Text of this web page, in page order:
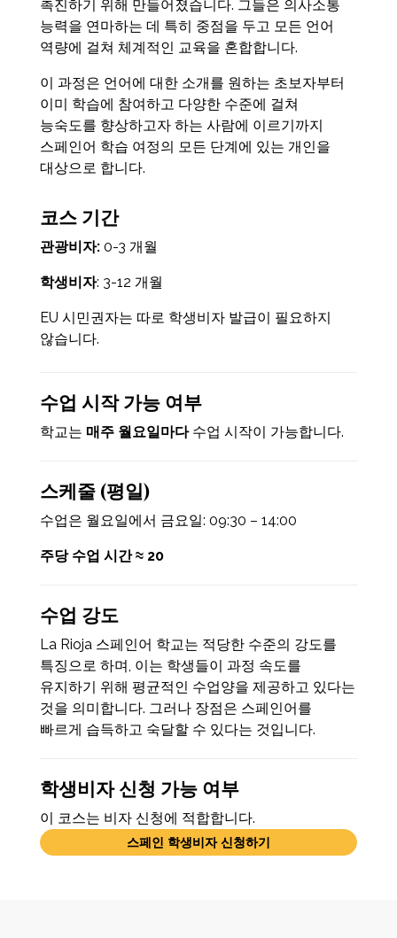
촉진하기 위해 만들어졌습니다. 그들은 의사소통
능력을 연마하는 데 특히 중점을 두고 모든 언어
역량에 걸쳐 체계적인 교육을 혼합합니다.
이 과정은 언어에 대한 소개를 원하는 초보자부터
이미 학습에 참여하고 다양한 수준에 걸쳐
능숙도를 향상하고자 하는 사람에 이르기까지
스페인어 학습 여정의 모든 단계에 있는 개인을
대상으로 합니다.
코스 기간
관광비자:0-3 개월
학생비자: 3-12 개월
EU 시민권자는 따로 학생비자 발급이 필요하지
않습니다.
수업 시작 가능 여부
학교는 매주 월요일마다수업 시작이 가능합니다.
스케줄 (평일)
수업은 월요일에서 금요일: 09:30 – 14:00
주당 수업 시간 ≈ 20
수업 강도
La Rioja 스페인어 학교는 적당한 수준의 강도를
특징으로 하며, 이는 학생들이 과정 속도를
유지하기 위해 평균적인 수업양을 제공하고 있다는
것을 의미합니다. 그러나 장점은 스페인어를
빠르게 습득하고 숙달할 수 있다는 것입니다.
학생비자 신청 가능 여부
이 코스는 비자 신청에 적합합니다.
스페인 학생비자 신청하기